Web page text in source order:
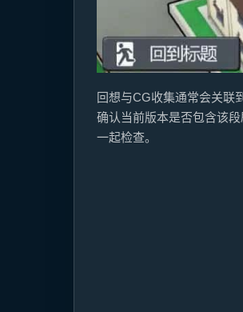
回想与CG收集通常会关联
确认当前版本是否包含该
一起检查。